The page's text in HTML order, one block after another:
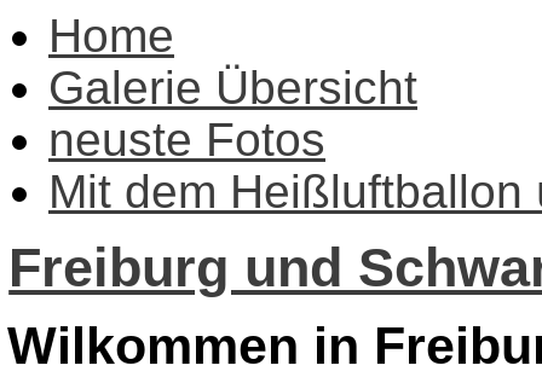
Home
Galerie Übersicht
neuste Fotos
Mit dem Heißluftballon
Freiburg und
Wilkommen in